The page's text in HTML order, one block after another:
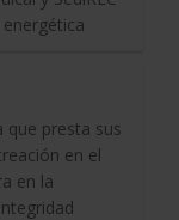
que presta sus
en el
en la